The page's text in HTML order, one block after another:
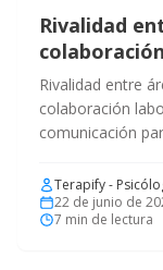
Rivalidad
Rivalidad entre
colaboración
comunicación
Terapify -
22 de junio de
7 min de lectura